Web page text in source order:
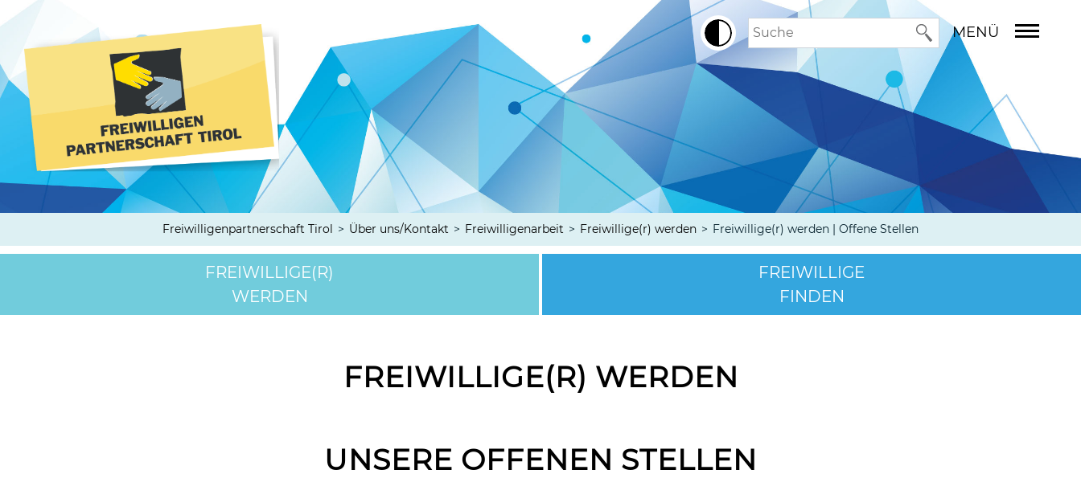
MENÜ
Freiwilligenpartnerschaft Tirol > Über uns/Kontakt > Freiwilligenarbeit > Freiwillige(r) werden > Freiwillige(r) werden | Offene Stellen
FREIWILLIGE(R)
WERDEN
FREIWILLIGE
FINDEN
FREIWILLIGE(R) WERDEN
UNSERE OFFENEN STELLEN